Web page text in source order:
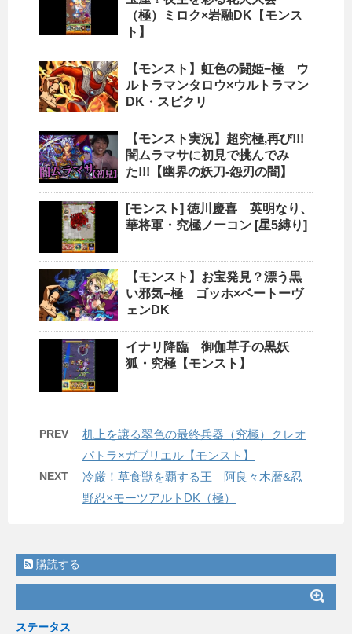
（極）ミロク×岩融DK【モンス
ト】
【モンスト】虹色の闘姫−極 ウ
ルトラマンタロウ×ウルトラマン
DK・スピクリ
【モンスト実況】超究極,再び!!!
闇ムラマサに初見で挑んでみ
た!!!【幽界の妖刀-怨刃の闇】
[モンスト] 徳川慶喜 英明なり、
華将軍・究極ノーコン [星5縛り]
【モンスト】お宝発見？漂う黒
い邪気−極 ゴッホ×ベートーヴ
ェンDK
イナリ降臨 御伽草子の黒妖
狐・究極【モンスト】
PREV
机上を譲る翠色の最終兵器（究極）クレオ
パトラ×ガブリエル【モンスト】
NEXT
冷厳！草食獣を覇する王 阿良々木暦&忍
野忍×モーツアルトDK（極）
購読する
ステータス